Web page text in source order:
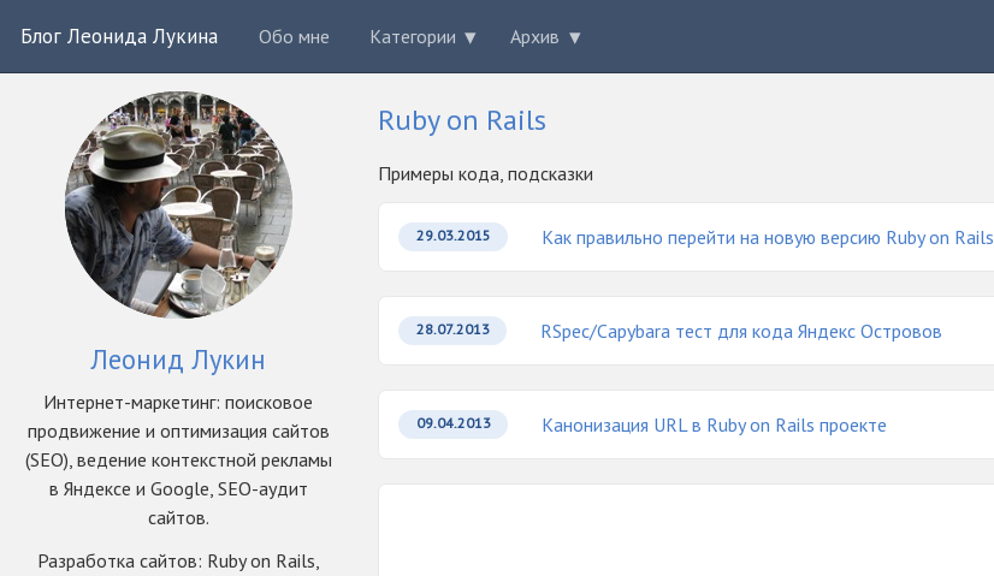
Блог Леонида Лукина Обо мне Категории Архив
Ruby on Rails
Примеры кода, подсказки
29.03.2015 Как правильно перейти на новую версию Ruby on Rails
28.07.2013 RSpec/Capybara тест для кода Яндекс Островов
09.04.2013 Канонизация URL в Ruby on Rails проекте
Леонид Лукин
Интернет-маркетинг: поисковое
продвижение и оптимизация сайтов
(SEO), ведение контекстной рекламы
в Яндексе и Google, SEO-аудит
сайтов.
Разработка сайтов: Ruby on Rails,